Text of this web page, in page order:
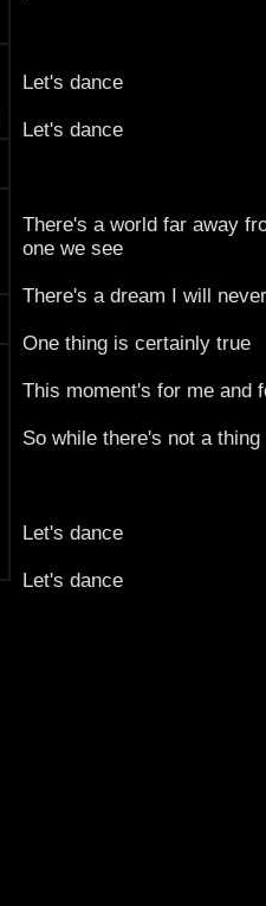
Let's dance
Let's dance
There's a world far away
one we see
There's a dream I will
One thing is certainly true
This moment's for me and
So while there's not a
Let's dance
Let's dance